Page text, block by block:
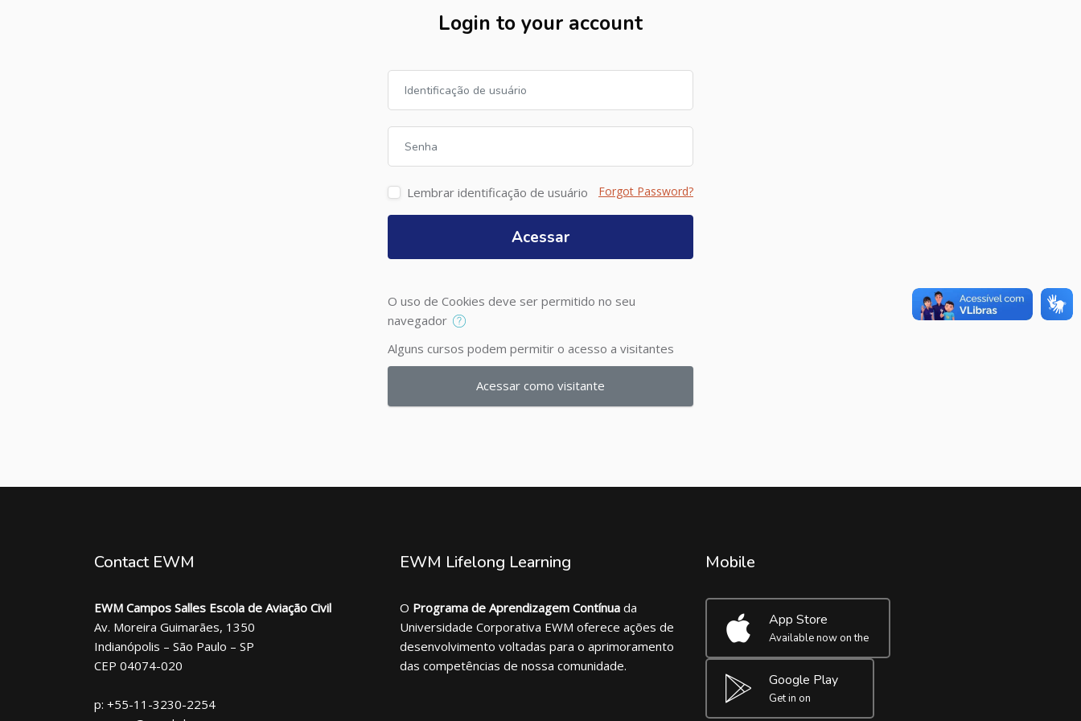
Login to your account
Lembrar identificação de usuário Forgot Password?
Acessar
O uso de Cookies deve ser permitido no seu
navegador
Alguns cursos podem permitir o acesso a visitantes
Acessar como visitante
Contact EWM
EWM Campos Salles Escola de Aviação Civil
Av. Moreira Guimarães, 1350
Indianópolis – São Paulo – SP
CEP 04074-020
p: +55-11-3230-2254
EWM Lifelong Learning
O Programa de Aprendizagem Contínua da
Universidade Corporativa EWM oferece ações de
desenvolvimento voltadas para o aprimoramento
das competências de nossa comunidade.
Mobile
App Store
Available now on the
Google Play
Get in on